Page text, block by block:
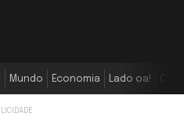
Mundo Economia Lado oa!